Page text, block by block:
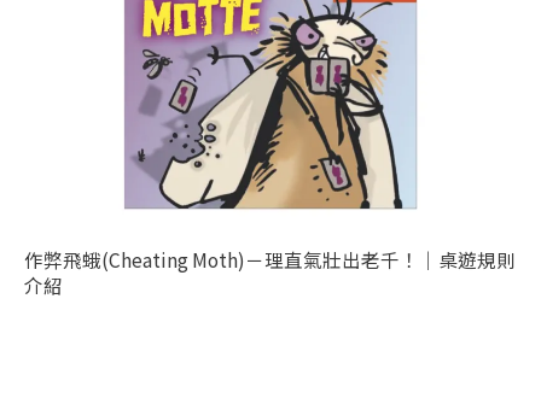
作弊飛蛾(Cheating Moth)－理直氣壯出老千！｜桌遊規則
介紹